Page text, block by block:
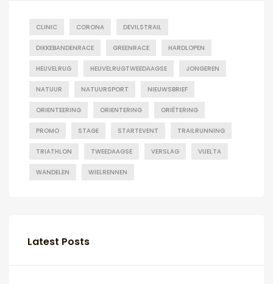
CLINIC CORONA DEVILSTRAIL
DIKKEBANDENRACE GREENRACE HARDLOPEN
HEUVELRUG HEUVELRUGTWEEDAAGSE JONGEREN
NATUUR NATUURSPORT NIEUWSBRIEF
ORIENTEERING ORIENTERING ORIËTERING
PROMO STAGE STARTEVENT TRAILRUNNING
TRIATHLON TWEEDAAGSE VERSLAG VUELTA
WANDELEN WIELRENNEN
Latest Posts